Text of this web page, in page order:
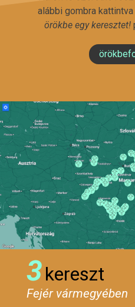
alábbi gombra
örökbe egy keresztet!
3kereszt
Fejér vármegyében